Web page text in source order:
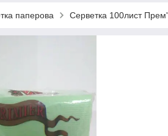
паперова Серветка 100лист